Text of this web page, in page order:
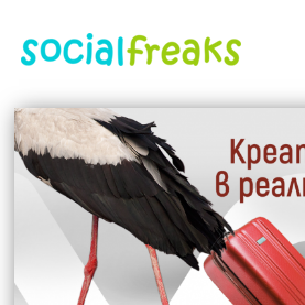
All
Търговски Центрове и
Индустрия и
Автомобилна